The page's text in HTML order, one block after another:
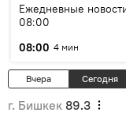
Ежедневные
08:00
08:00 4 мин
Вчера Сегодня
г. Бишкек 89.3